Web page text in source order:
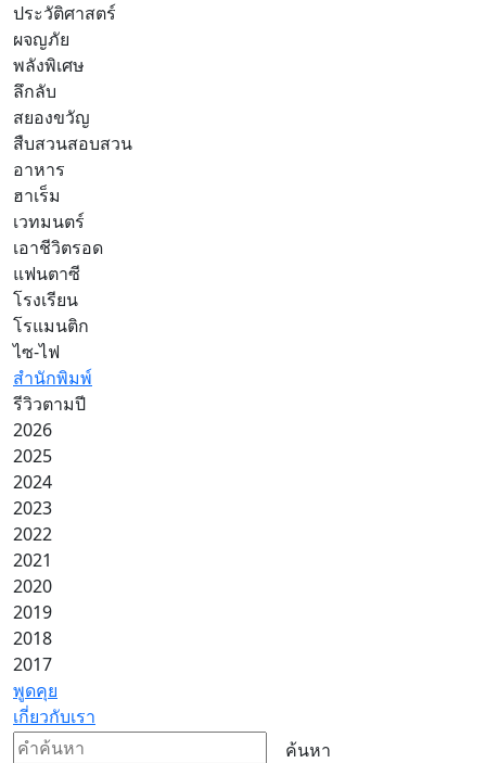
ประวัติศาสตร์
ผจญภัย
พลังพิเศษ
ลึกลับ
สยองขวัญ
สืบสวนสอบสวน
อาหาร
ฮาเร็ม
เวทมนตร์
เอาชีวิตรอด
แฟนตาซี
โรงเรียน
โรแมนติก
ไซ-ไฟ
สำนักพิมพ์
รีวิวตามปี
2026
2025
2024
2023
2022
2021
2020
2019
2018
2017
พูดคุย
เกี่ยวกับเรา
ค้นหา